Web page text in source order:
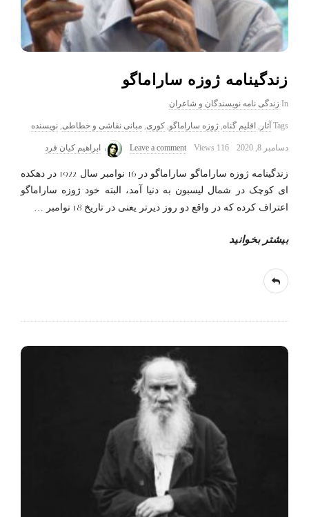
زندگینامه ژوزه ساراماگو
In زندگی نامه نویسندگان و شاعران
Tags آثار , اقلیم گناه, ژوزه ساراماگو, کوری, مبانی نقاشی و خطاطی, نویسنده
دسامبر 8, 2020 116 Views
Leave a comment ابراهیم کیان فرد
زندگینامه ژوزه ساراماگو ساراماگو در 16 نوامبر سال 1922 در دهکده
ای کوچک در شمال لیسبون به دنیا آمد، البته خود ژوزه ساراماگو
اعتراف کرده که در واقع دو روز دیرتر یعنی در تاریخ 18 نوامبر
بیشتر بخوانید